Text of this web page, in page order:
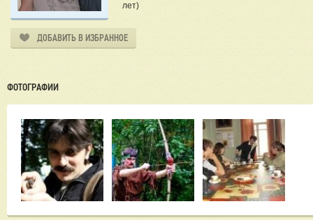
лет)
ДОБАВИТЬ В ИЗБРАННОЕ
ФОТОГРАФИИ